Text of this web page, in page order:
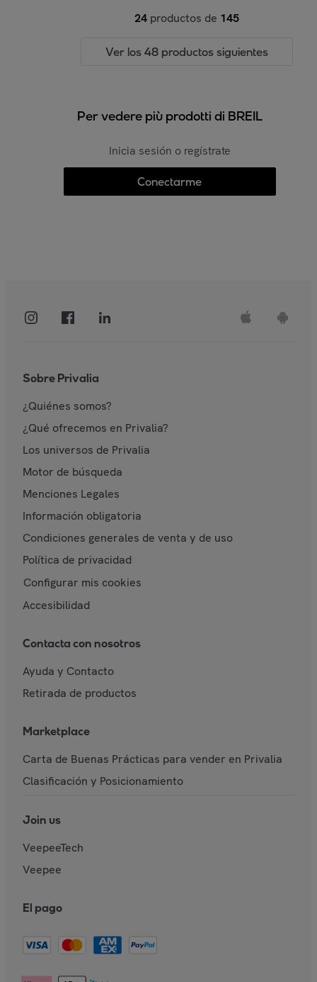
24 productos de 145
Ver los 48 productos siguientes
Per vedere più prodotti di BREIL
Inicia sesión o regístrate
Conectarme
Sobre Privalia
¿Quiénes somos?
¿Qué ofrecemos en Privalia?
Los universos de Privalia
Motor de búsqueda
Menciones Legales
Información obligatoria
Condiciones generales de venta y de uso
Política de privacidad
Configurar mis cookies
Accesibilidad
Contacta con nosotros
Ayuda y Contacto
Retirada de productos
Marketplace
Carta de Buenas Prácticas para vender en Privalia
Clasificación y Posicionamiento
Join us
VeepeeTech
Veepee
El pago